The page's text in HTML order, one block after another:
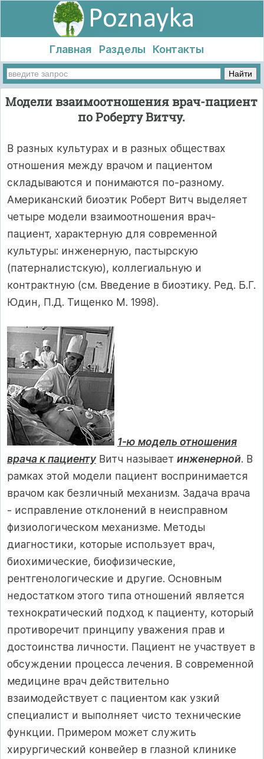
Главная Разделы Контакты
Модели взаимоотношения врач-пациент
по Роберту Витчу.
В разных культурах и в разных обществах
отношения между врачом и пациентом
складываются и понимаются по-разному.
Американский биоэтик Роберт Витч выделяет
четыре модели взаимоотношения врач-
пациент, характерную для современной
культуры: инженерную, пастырскую
(патерналистскую), коллегиальную и
контрактную (см. Введение в биоэтику. Ред. Б.Г.
Юдин, П.Д. Тищенко М. 1998).
1-ю модель отношения
врача к пациентуВитч называет инженерной. В
рамках этой модели пациент воспринимается
врачом как безличный механизм. Задача врача
- исправление отклонений в неисправном
физиологическом механизме. Методы
диагностики, которые использует врач,
биохимические, биофизические,
рентгенологические и другие. Основным
недостатком этого типа отношений является
технократический подход к пациенту, который
противоречит принципу уважения прав и
достоинства личности. Пациент не участвует в
обсуждении процесса лечения. В современной
медицине врач действительно
взаимодействует с пациентом как узкий
специалист и выполняет чисто технические
функции. Примером может служить
хирургический конвейер в глазной клинике